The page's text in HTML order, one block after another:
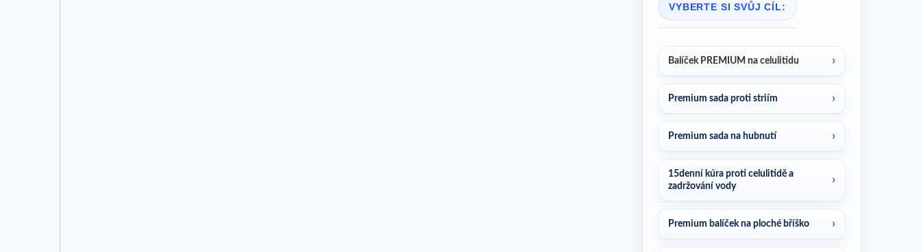
VYBERTE SI SVŮJ CÍL:
Balíček PREMIUM na celulitidu
Premium sada proti striím
Premium sada na hubnutí
15denní kúra proti celulitidě a
zadržování vody
Premium balíček na ploché bříško